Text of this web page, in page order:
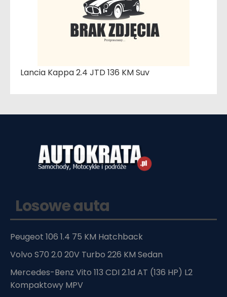
Lancia Kappa 2.4 JTD 136 KM Suv
Losowe auta
Peugeot 106 1.4 75 KM Hatchback
Volvo S70 2.0 20V Turbo 226 KM Sedan
Mercedes-Benz Vito 113 CDI 2.1d AT (136 HP) L2
Kompaktowy MPV